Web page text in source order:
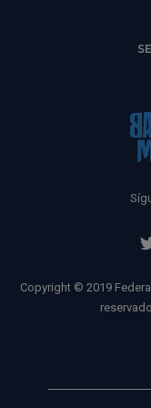
Copyright © 2019